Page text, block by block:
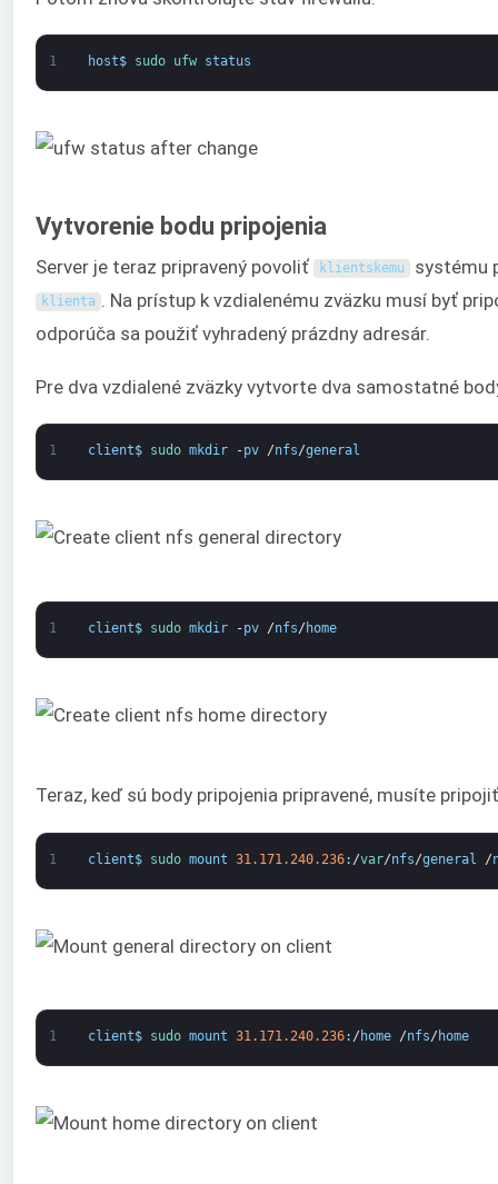
1 host$ sudo ufw status
Vytvorenie bodu pripojenia
Server je teraz pripravený povoliť klientskemu systému
klienta . Na prístup k vzdialenému zväzku musí byť
odporúča sa použiť vyhradený prázdny adresár.
Pre dva vzdialené zväzky vytvorte dva samostatné
1 client$ sudo mkdir -pv /nfs/general
1 client$ sudo mkdir -pv /nfs/ home
Teraz, keď sú body pripojenia pripravené, musíte
1 client$ sudo mount 31.171.240.236: /var/nfs/general /
1 client$ sudo mount 31.171.240.236: / home /nfs/ home